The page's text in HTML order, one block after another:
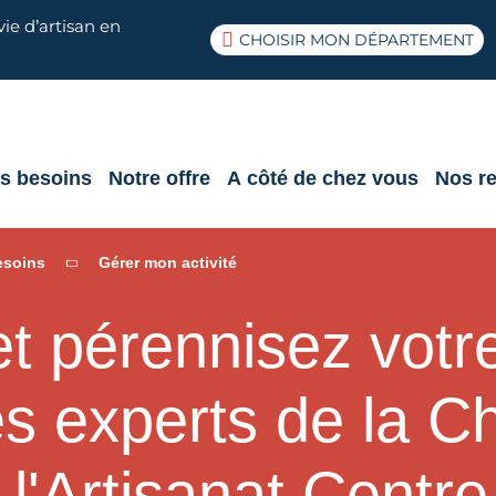
d’artisan en
CHOISIR MON DÉPARTEMENT
besoins Notre offre A côté de chez vous Nos
Gérer mon activité
pérennisez
experts de la